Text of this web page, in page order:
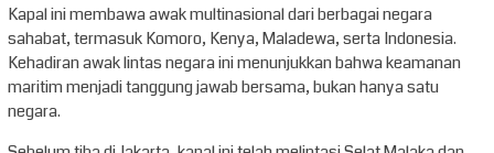
Kapal ini membawa awak multinasional dari berbagai negara
sahabat, termasuk Komoro, Kenya, Maladewa, serta Indonesia.
Kehadiran awak lintas negara ini menunjukkan bahwa keamanan
maritim menjadi tanggung jawab bersama, bukan hanya satu
negara.